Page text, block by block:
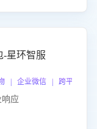
-星环智服
企业微信 | 跨平台
响应